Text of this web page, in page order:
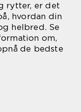
rytter, er det
hvordan din
helbred. Se
om,
de bedste